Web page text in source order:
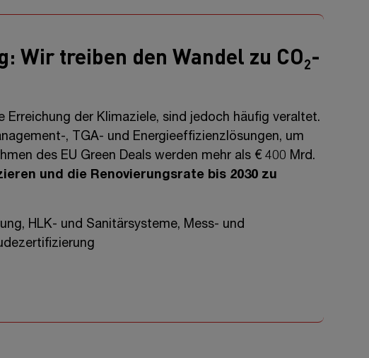
Wir treiben den Wandel zu CO2-
Erreichung der Klimaziele, sind jedoch häufig veraltet.
, TGA- und Energieeffizienzlösungen, um
des EU Green Deals werden mehr als € 400 Mrd.
und die Renovierungsrate bis 2030 zu
HLK- und Sanitärsysteme, Mess- und